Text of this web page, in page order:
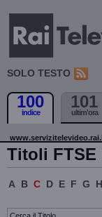
SOLO TESTO
100
indice
101
ultim'ora
Titoli FTSE
A B C D E F G H